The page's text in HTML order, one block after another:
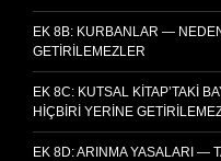
EK 8B: KURBANLAR —
GETIRILEMEZLER
EK 8C: KUTSAL KITAP’TAKI
HIÇBIRI YERINE
EK 8D: ARINMA YASALARI —